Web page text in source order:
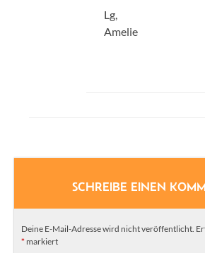
Lg,
Amelie
SCHREIBE EINEN
Deine E-Mail-Adresse wird nicht veröffentlicht.
* markiert